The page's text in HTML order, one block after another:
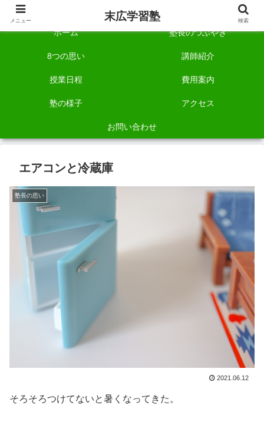
自称「一宮でいちばん塾で勉強させる塾」です。
ホーム 塾長のつぶやき
8つの思い 講師紹介
授業日程 費用案内
塾の様子 アクセス
お問い合わせ
エアコンと冷蔵庫
塾長の思い
2021.06.12
そろそろつけてないと暑くなってきた。
メニュー 末広学習塾 検索